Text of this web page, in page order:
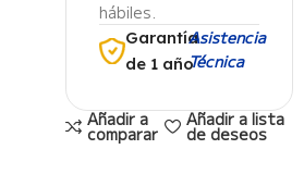
hábiles.
Garantía
de 1 año
Asistencia
Técnica
Añadir a
comparar
Añadir a lista
de deseos